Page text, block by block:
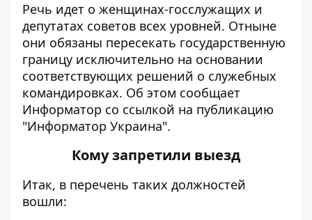
Речь идет о женщинах-госслужащих и
депутатах советов всех уровней. Отныне
они обязаны пересекать государственную
границу исключительно на основании
соответствующих решений о служебных
командировках. Об этом сообщает
Информатор со ссылкой на публикацию
"Информатор Украина".
Кому запретили выезд
Итак, в перечень таких должностей
вошли: